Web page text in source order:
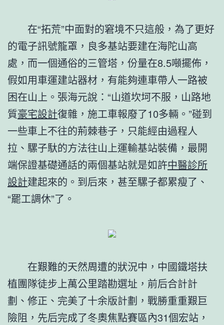
在“拓荒”中面對的窘境不只這般，為了更好
的電子訊號籠罩，良多基站要建在海陀山高
處，而一個通俗的三管塔，份量在8.5噸擺佈，
假如用車運建站器材，有能夠連車帶人一路被
困在山上。張海元說：“山道坎坷不服，山路地
質豪宅設計復雜，施工車報廢了10多輛。”碰到
一些車上不往的荊棘巷子，只能經由過程人
拉、騾子馱的方法往山上運輸基站裝備，最開
端保證基礎通話的兩個基站就是如許中醫診所
設計建起來的。到后來，甚至騾子都累瘦了、
“罷工調休”了。
在艱難的天然周遭的狀況中，中國鐵塔扶
植團隊徒步上萬公里踏勘選址，前后合計計
劃、修正、完美了十余版計劃，戰勝重重艱巨
險阻，先后完成了冬奧焦點賽區內31個宏站，